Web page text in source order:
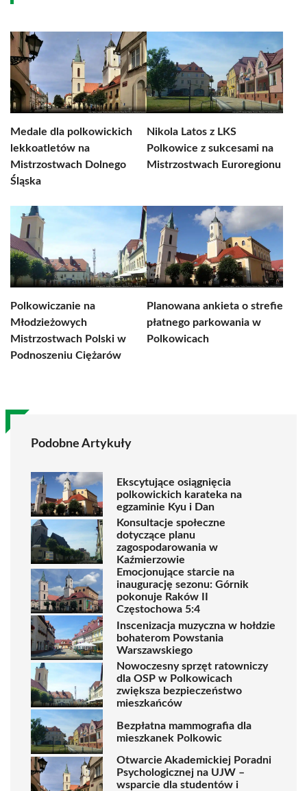
Medale dla polkowickich
lekkoatletów na
Mistrzostwach Dolnego
Śląska
Nikola Latos z LKS
Polkowice z sukcesami na
Mistrzostwach Euroregionu
Polkowiczanie na
Młodzieżowych
Mistrzostwach Polski w
Podnoszeniu Ciężarów
Planowana ankieta o strefie
płatnego parkowania w
Polkowicach
Podobne Artykuły
Ekscytujące osiągnięcia
polkowickich karateka na
egzaminie Kyu i Dan
Konsultacje społeczne
dotyczące planu
zagospodarowania w
Kaźmierzowie
Emocjonujące starcie na
inaugurację sezonu: Górnik
pokonuje Raków II
Częstochowa 5:4
Inscenizacja muzyczna w hołdzie
bohaterom Powstania
Warszawskiego
Nowoczesny sprzęt ratowniczy
dla OSP w Polkowicach
zwiększa bezpieczeństwo
mieszkańców
Bezpłatna mammografia dla
mieszkanek Polkowic
Otwarcie Akademickiej Poradni
Psychologicznej na UJW –
wsparcie dla studentów i